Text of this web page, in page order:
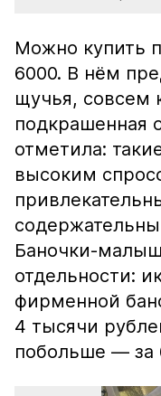
Можно купить
6000. В нём
щучья, совсем
подкрашенная
отметила:
высоким
Баночки-
отдельности:
фирменной
4 тысячи
побольше — за